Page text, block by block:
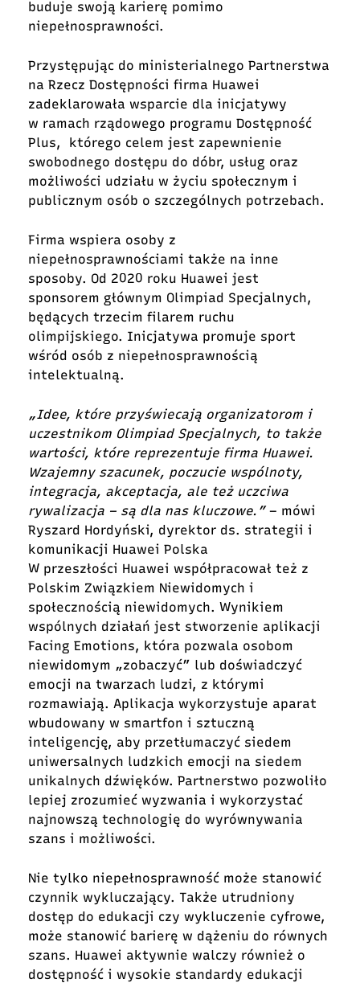
buduje swoją karierę pomimo
niepełnosprawności.
Przystępując do ministerialnego Partnerstwa
na Rzecz Dostępności firma Huawei
zadeklarowała wsparcie dla inicjatywy
w ramach rządowego programu Dostępność
Plus, którego celem jest zapewnienie
swobodnego dostępu do dóbr, usług oraz
możliwości udziału w życiu społecznym i
publicznym osób o szczególnych potrzebach.
Firma wspiera osoby z
niepełnosprawnościami także na inne
sposoby. Od 2020 roku Huawei jest
sponsorem głównym Olimpiad Specjalnych,
będących trzecim filarem ruchu
olimpijskiego. Inicjatywa promuje sport
wśród osób z niepełnosprawnością
intelektualną.
„Idee, które przyświecają organizatorom i
uczestnikom Olimpiad Specjalnych, to także
wartości, które reprezentuje firma Huawei.
Wzajemny szacunek, poczucie wspólnoty,
integracja, akceptacja, ale też uczciwa
rywalizacja – są dla nas kluczowe.”– mówi
Ryszard Hordyński, dyrektor ds. strategii i
komunikacji Huawei Polska
W przeszłości Huawei współpracował też z
Polskim Związkiem Niewidomych i
społecznością niewidomych. Wynikiem
wspólnych działań jest stworzenie aplikacji
Facing Emotions, która pozwala osobom
niewidomym „zobaczyć” lub doświadczyć
emocji na twarzach ludzi, z którymi
rozmawiają. Aplikacja wykorzystuje aparat
wbudowany w smartfon i sztuczną
inteligencję, aby przetłumaczyć siedem
uniwersalnych ludzkich emocji na siedem
unikalnych dźwięków. Partnerstwo pozwoliło
lepiej zrozumieć wyzwania i wykorzystać
najnowszą technologię do wyrównywania
szans i możliwości.
Nie tylko niepełnosprawność może stanowić
czynnik wykluczający. Także utrudniony
dostęp do edukacji czy wykluczenie cyfrowe,
może stanowić barierę w dążeniu do równych
szans. Huawei aktywnie walczy również o
dostępność i wysokie standardy edukacji